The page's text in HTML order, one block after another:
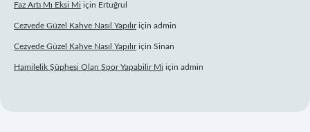
Faz Artı Mı Eksi Mi için Ertuğrul
Cezvede Güzel Kahve Nasıl Yapılıriçin admin
Cezvede Güzel Kahve Nasıl Yapılıriçin Sinan
Hamilelik Şüphesi Olan Spor Yapabilir Mi için admin